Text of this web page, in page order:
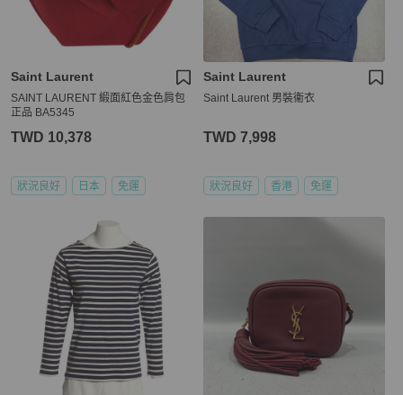
Saint Laurent
SAINT LAURENT 緞面紅色金色肩包
正品 BA5345
TWD 10,378
狀況良好 日本 免運
Saint Laurent
Saint Laurent 男裝衞衣
TWD 7,998
狀況良好 香港 免運